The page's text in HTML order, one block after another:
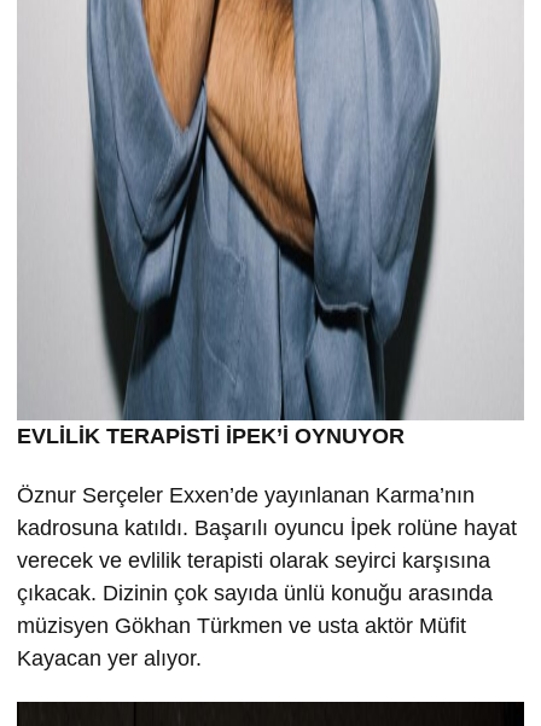
EVLİLİK TERAPİSTİ İPEK’İ OYNUYOR
Öznur Serçeler Exxen’de yayınlanan Karma’nın
kadrosuna katıldı. Başarılı oyuncu İpek rolüne hayat
verecek ve evlilik terapisti olarak seyirci karşısına
çıkacak. Dizinin çok sayıda ünlü konuğu arasında
müzisyen Gökhan Türkmen ve usta aktör Müfit
Kayacan yer alıyor.